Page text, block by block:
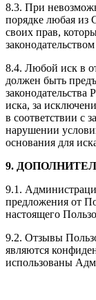
8.3. При
порядке любая из
своих прав,
8.4. Любой иск в
должен быть
иска, за
в соответствии с
нарушении
основания для
9.
9.1.
предложения от
настоящего
9.2. Отзывы
являются
использованы